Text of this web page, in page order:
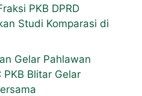
PKB DPRD
Studi Komparasi di
Gelar Pahlawan
PKB Blitar Gelar